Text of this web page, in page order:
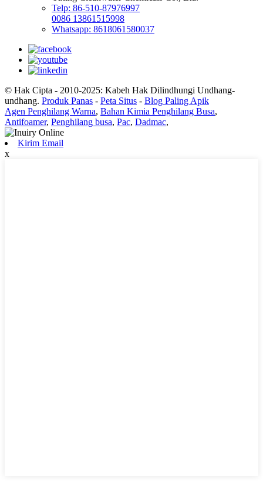
Telp: 86-510-87976997
0086 13861515998
Whatsapp: 8618061580037
© Hak Cipta - 2010-2025: Kabeh Hak Dilindhungi Undhang-
undhang. Produk Panas - Peta Situs - Blog Paling Apik
Agen Penghilang Warna, Bahan Kimia Penghilang Busa,
Antifoamer, Penghilang busa, Pac, Dadmac,
Kirim Email
x